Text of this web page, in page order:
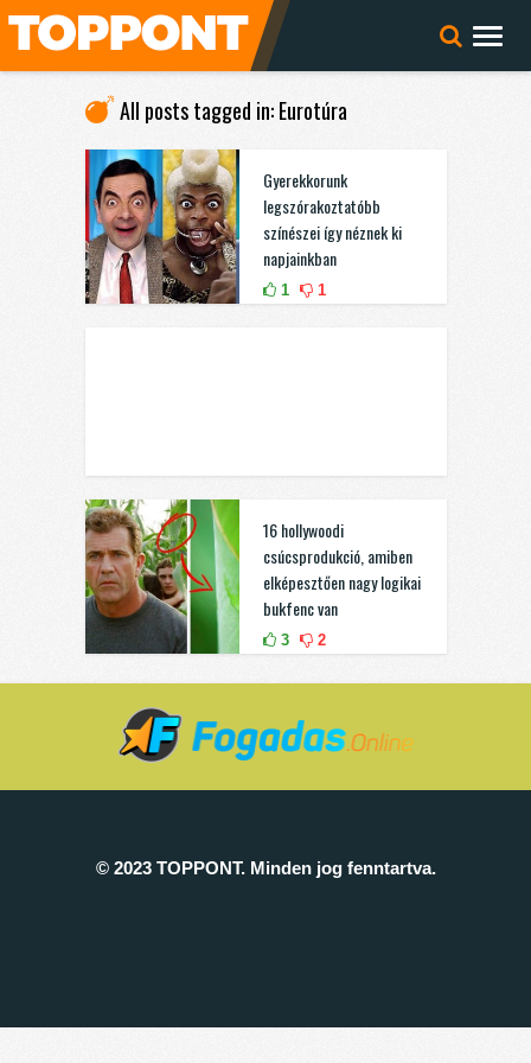
All posts tagged in: Eurotúra
Gyerekkorunk
legszórakoztatóbb
színészei így néznek ki
napjainkban
1 1
16 hollywoodi
csúcsprodukció, amiben
elképesztően nagy logikai
bukfenc van
3 2
© 2023 TOPPONT. Minden jog fenntartva.